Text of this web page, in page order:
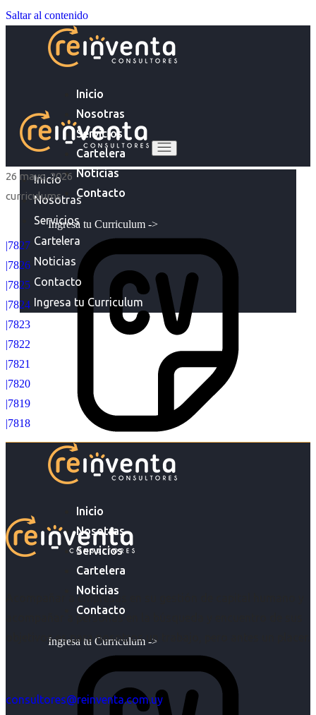
Saltar al contenido
Inicio
Nosotras
Servicios
Cartelera
Noticias
Contacto
Ingresa tu Curriculum ->
Inicio
Nosotras
Servicios
Cartelera
Noticias
Contacto
Ingresa tu Curriculum ->
Inicio
Nosotras
Servicios
Cartelera
Noticias
Contacto
Ingresa tu Curriculum
26 mayo, 2026
curriculums
|7827
|7826
|7825
|7824
|7823
|7822
|7821
|7820
|7819
|7818
Acompañar a empresas en su gestión de capital humano y
acompañar a personas en la búsqueda y encuentro de sus
objetivos es para nosotros un trabajo, pero antes un placer.
consultores@reinventa.com.uy